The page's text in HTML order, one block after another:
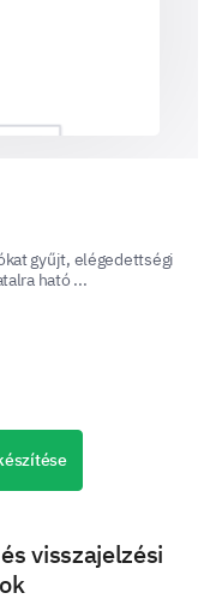
do you prefer
informative: Yes, No,
Yes, No, Uncertain
gyűjt, elégedettségi
ható ...
visszajelzési